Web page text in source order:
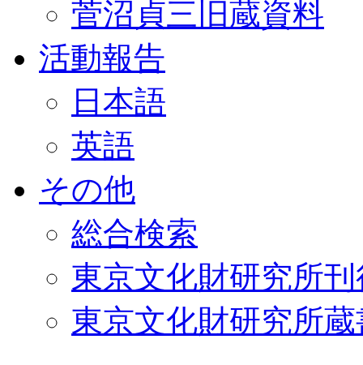
菅沼貞三旧蔵資料
活動報告
日本語
英語
その他
総合検索
東京文化財研究所
東京文化財研究所